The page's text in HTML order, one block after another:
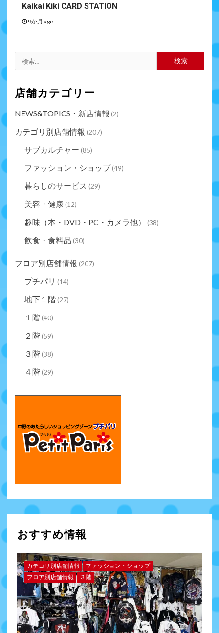
Kaikai Kiki CARD STATION
9か月 ago
店舗カテゴリー
NEWS&TOPICS・新店情報 (2)
カテゴリ別店舗情報 (207)
サブカルチャー (85)
ファッション・ショップ(49)
暮らしのサービス (29)
美容・健康(12)
趣味（本・DVD・PC・カメラ他） (38)
飲食・食料品 (30)
フロア別店舗情報 (207)
プチパリ (14)
地下１階(27)
１階(40)
２階(59)
３階(38)
４階(29)
おすすめ情報
カテゴリ別店舗情報
ファッション・ショップ
フロア別店舗情報
３階